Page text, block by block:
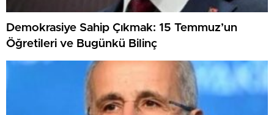
Demokrasiye Sahip Çıkmak: 15 Temmuz’un
Öğretileri ve Bugünkü Bilinç